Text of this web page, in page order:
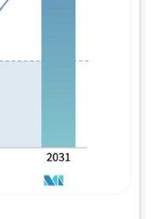
Mordor Intelligence. La